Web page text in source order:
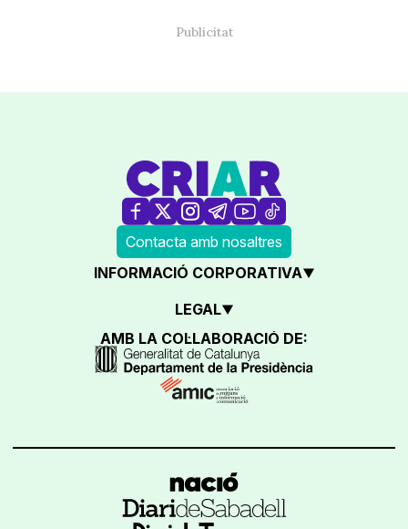
Contacta amb nosaltres
INFORMACIÓ CORPORATIVA
LEGAL
AMB LA COL·LABORACIÓ DE: